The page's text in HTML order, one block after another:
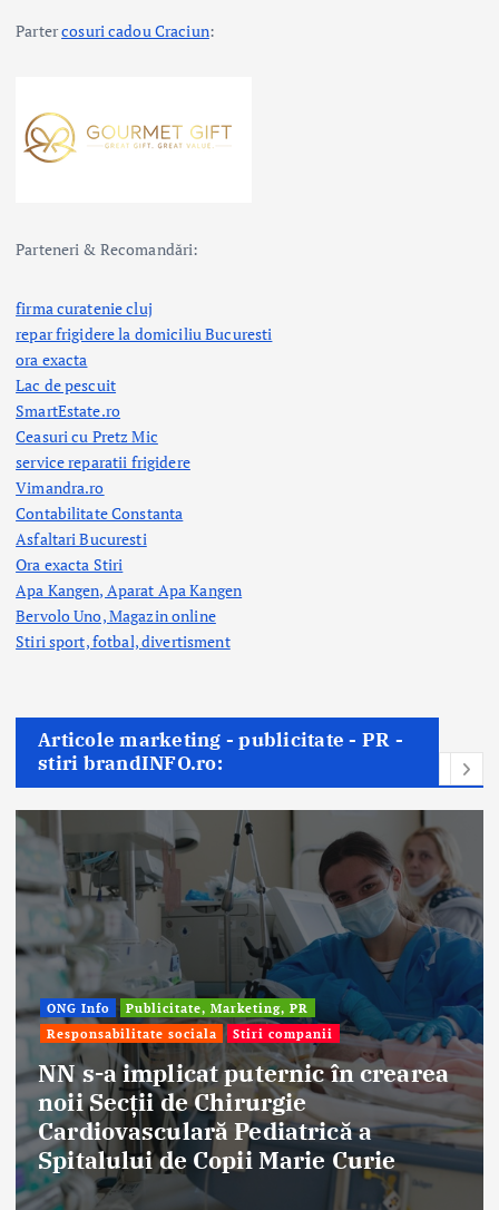
Partercosuri cadou Craciun:
Parteneri & Recomandări:
firma curatenie cluj
repar frigidere la domiciliu Bucuresti
ora exacta
Lac de pescuit
SmartEstate.ro
Ceasuri cu Pretz Mic
service reparatii frigidere
Vimandra.ro
Contabilitate Constanta
Asfaltari Bucuresti
Ora exacta Stiri
Apa Kangen, Aparat Apa Kangen
Bervolo Uno, Magazin online
Stiri sport, fotbal,divertisment
Articole marketing - publicitate - PR -
stiri brandINFO.ro:
ONG Info
Publicitate, Marketing, PR
Responsabilitate sociala
Stiri companii
NN s-a implicat puternic în crearea
noii Secții de Chirurgie
Cardiovasculară Pediatrică a
Spitalului de Copii Marie Curie